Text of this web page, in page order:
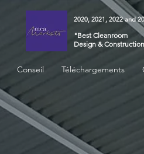
2020, 2021, 2022 and
"Best Cleanroom
Design &
Conseil Téléchargements